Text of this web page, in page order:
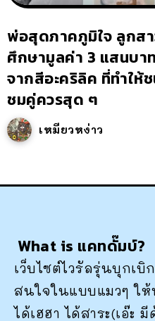
พ่อสุดภาคภูมิใจ ลูกส
ศึกษามูลค่า 3 แสนบา
จากสีอะคริลิค ที่ทำให้
ชมคู่ควรสุด ๆ
เหมียวหง่าว
What is แคทดั๊มบ์?
เว็บไซต์ไวรัลรุ่นบุกเบิ
สนใจในแบบแมวๆ ใ
ได้เฮฮา ได้สาระ(เอ๊ะ